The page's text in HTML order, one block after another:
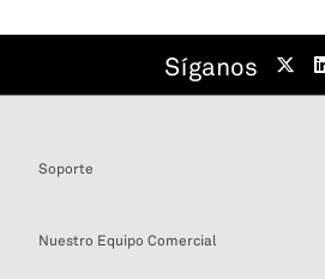
Síganos
Soporte
Nuestro Equipo Comercial